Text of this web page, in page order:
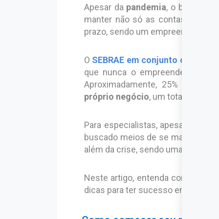
Apesar da pandemia, o brasileiro
manter não só as contas em
prazo, sendo um empreendedor
O SEBRAE em conjunto com o
que nunca o
Aproximadamente, 25% dos
próprio negócio, um total de
Para especialistas, apesar do
buscado meios de se manter e
além da crise, sendo uma
Neste artigo, entenda como
dicas para ter sucesso em